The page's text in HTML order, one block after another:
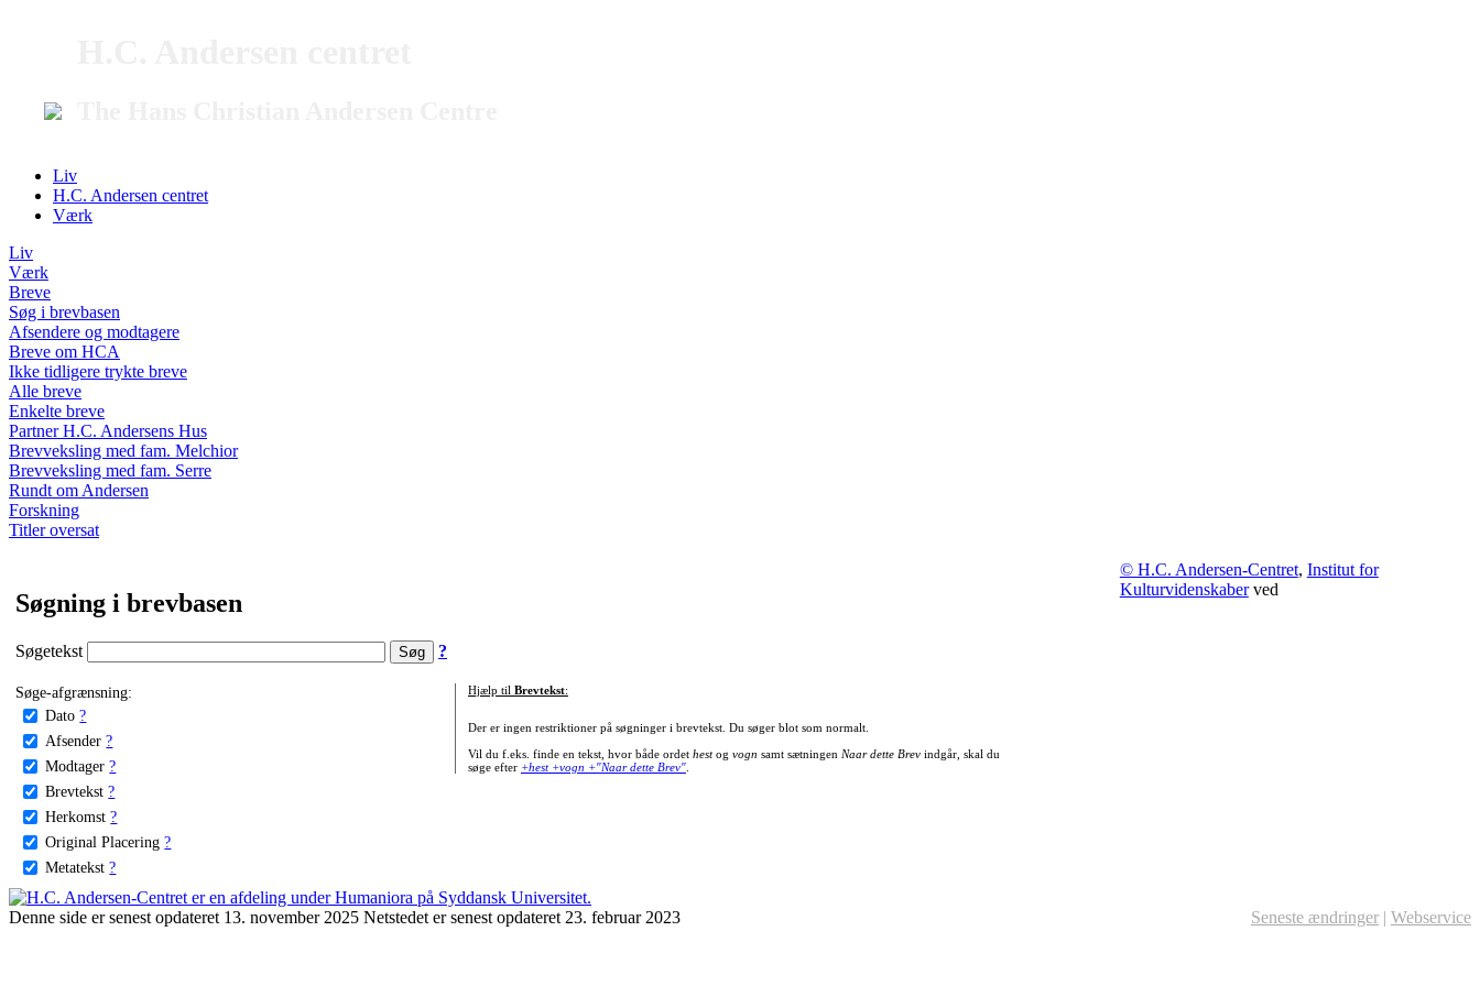
Liv
H.C. Andersen centret
Værk
Liv
Værk
Breve
Søg i brevbasen
Afsendere og modtagere
Breve om HCA
Ikke tidligere trykte breve
Alle breve
Enkelte breve
Partner H.C. Andersens Hus
Brevveksling med fam. Melchior
Brevveksling med fam. Serre
Rundt om Andersen
Forskning
Titler oversat
Søgning i brevbasen
Søgetekst ?
Søge-afgrænsning:
Dato ?
Afsender ?
Modtager ?
Brevtekst ?
Herkomst ?
Original Placering ?
Metatekst ?
Hjælp til Brevtekst:
Der er ingen restriktioner på søgninger i brevtekst. Du søger blot som normalt.
Vil du f.eks. finde en tekst, hvor både ordet hestog vogn samt sætningen Naar dette Brevindgår, skal du
søge efter +hest +vogn +"Naar dette Brev".
© H.C. Andersen-Centret, Institut for
Kulturvidenskaberved
Denne side er senest opdateret 13. november 2025 Netstedet er senest opdateret 23. februar 2023 Seneste ændringer | Webservice